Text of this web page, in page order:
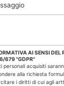
AI SENSI DEL
679 "GDPR"
personali acquisiti
alla richiesta
i diritti di cui agli